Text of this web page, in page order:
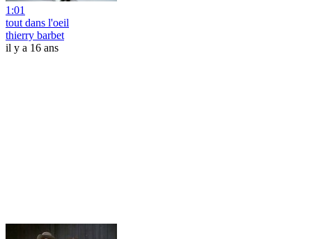
1:01
tout dans l'oeil
thierry barbet
il y a 16 ans